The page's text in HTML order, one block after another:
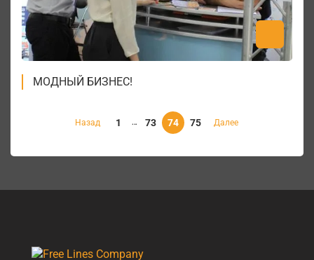
МОДНЫЙ БИЗНЕС!
Назад 1 ... 73 74 75 Далее